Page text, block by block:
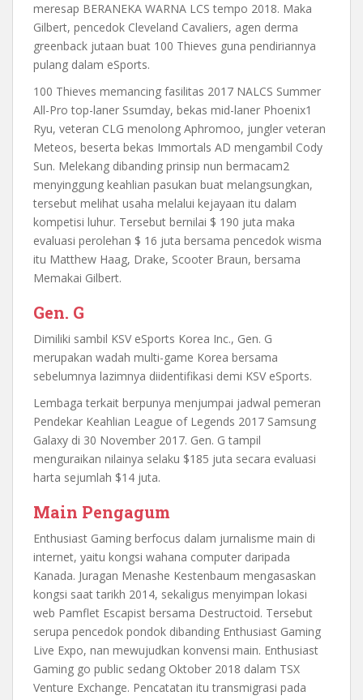
meresap BERANEKA WARNA LCS tempo 2018. Maka
Gilbert, pencedok Cleveland Cavaliers, agen derma
greenback jutaan buat 100 Thieves guna pendiriannya
pulang dalam eSports.
100 Thieves memancing fasilitas 2017 NALCS Summer
All-Pro top-laner Ssumday, bekas mid-laner Phoenix1
Ryu, veteran CLG menolong Aphromoo, jungler veteran
Meteos, beserta bekas Immortals AD mengambil Cody
Sun. Melekang dibanding prinsip nun bermacam2
menyinggung keahlian pasukan buat melangsungkan,
tersebut melihat usaha melalui kejayaan itu dalam
kompetisi luhur. Tersebut bernilai $ 190 juta maka
evaluasi perolehan $ 16 juta bersama pencedok wisma
itu Matthew Haag, Drake, Scooter Braun, bersama
Memakai Gilbert.
Gen. G
Dimiliki sambil KSV eSports Korea Inc., Gen. G
merupakan wadah multi-game Korea bersama
sebelumnya lazimnya diidentifikasi demi KSV eSports.
Lembaga terkait berpunya menjumpai jadwal pemeran
Pendekar Keahlian League of Legends 2017 Samsung
Galaxy di 30 November 2017. Gen. G tampil
menguraikan nilainya selaku $185 juta secara evaluasi
harta sejumlah $14 juta.
Main Pengagum
Enthusiast Gaming berfocus dalam jurnalisme main di
internet, yaitu kongsi wahana computer daripada
Kanada. Juragan Menashe Kestenbaum mengasaskan
kongsi saat tarikh 2014, sekaligus menyimpan lokasi
web Pamflet Escapist bersama Destructoid. Tersebut
serupa pencedok pondok dibanding Enthusiast Gaming
Live Expo, nan mewujudkan konvensi main. Enthusiast
Gaming go public sedang Oktober 2018 dalam TSX
Venture Exchange. Pencatatan itu transmigrasi pada